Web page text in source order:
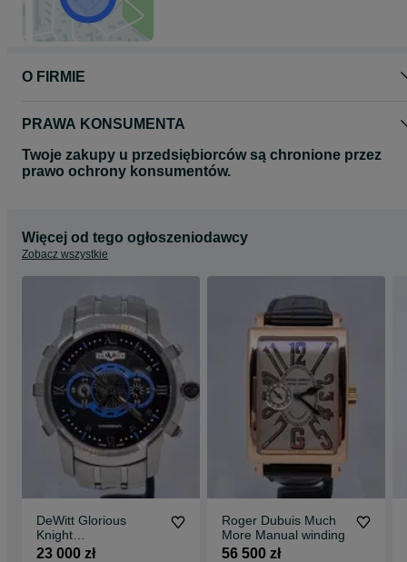
O FIRMIE
PRAWA KONSUMENTA
Twoje zakupy u przedsiębiorców są chronione przez
prawo ochrony konsumentów.
Więcej od tego ogłoszeniodawcy
Zobacz wszystkie
DeWitt Glorious
Knight
FTV.CHR.007.S4
23 000 zł
Roger Dubuis Much
More Manual winding
56 500 zł